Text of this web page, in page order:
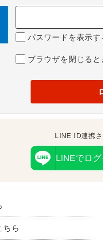
パスワードを表示す
ブラウザを閉じる
LINE ID連携
LINEでロ
ちら